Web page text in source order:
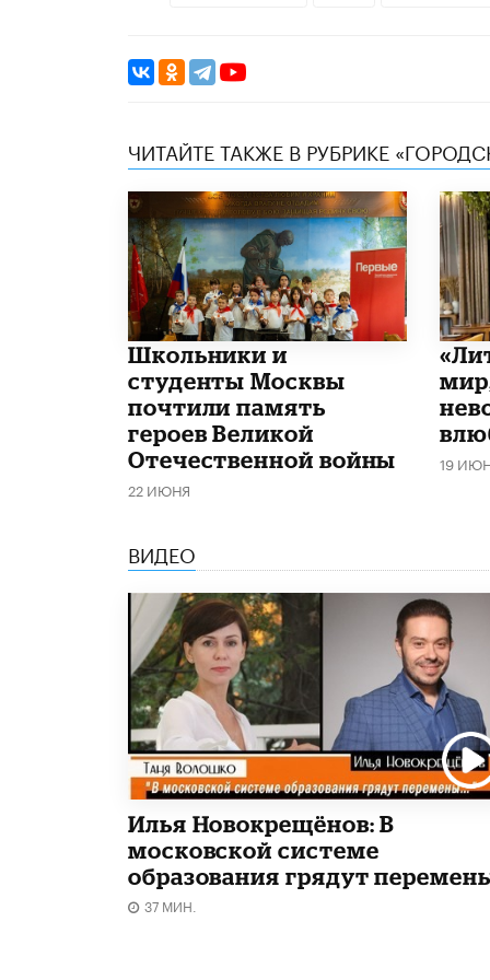
ЧИТАЙТЕ ТАКЖЕ В РУБРИКЕ
Школьники и
студенты Москвы
почтили память
героев Великой
Отечественной войны
22 ИЮНЯ
19
ВИДЕО
Илья Новокрещёнов: В
московской системе
образования грядут
37 МИН.